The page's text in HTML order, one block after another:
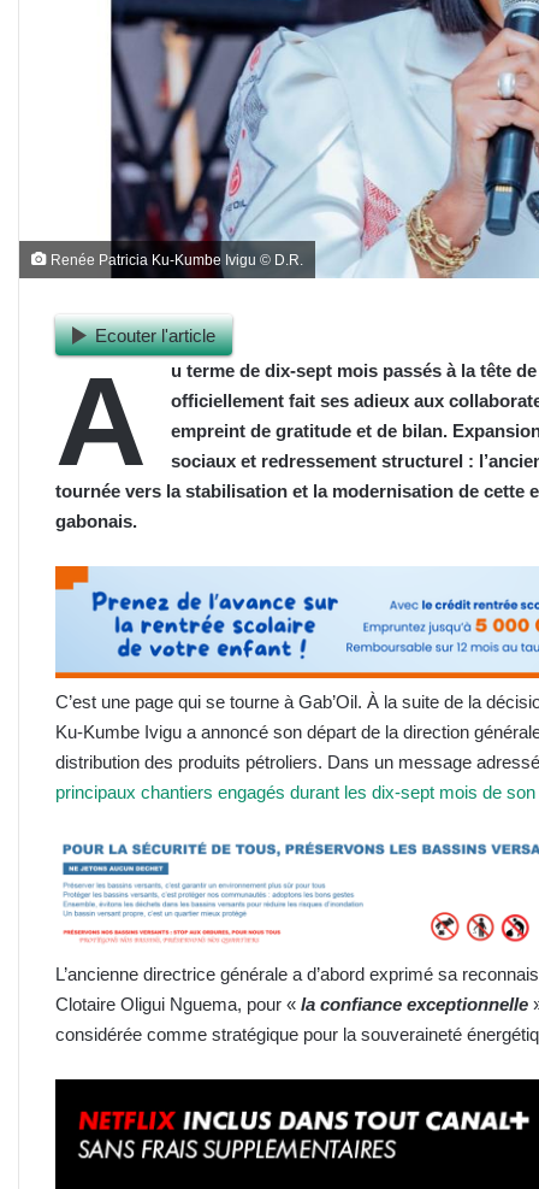
Renée Patricia Ku-Kumbe Ivigu © D.R.
Ecouter l'article
A
u terme de dix-sept mois passés à la tête
officiellement fait ses adieux aux
empreint de gratitude et de bilan.
sociaux et redressement structurel :
tournée vers la stabilisation et la modernisation de cette
gabonais.
C’est une page qui se tourne à Gab’Oil. À la suite de la
Ku-Kumbe Ivigu a annoncé son départ de la direction
distribution des produits pétroliers. Dans un message
principaux chantiers engagés durant les dix-sept mois de
L’ancienne directrice générale a d’abord exprimé sa
Clotaire Oligui Nguema, pour « la confiance exceptionnelle
considérée comme stratégique pour la souveraineté